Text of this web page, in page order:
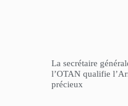
La secrétaire
l’OTAN qualifie
précieux